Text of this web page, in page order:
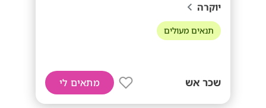
יוקרה
תנאים מעולים
שכר אש מתאים לי